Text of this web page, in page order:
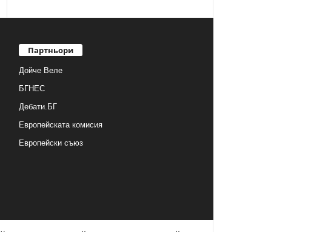
Партньори
Дойче Веле
БГНЕС
Дебати.БГ
Европейската комисия
Европейски съюз